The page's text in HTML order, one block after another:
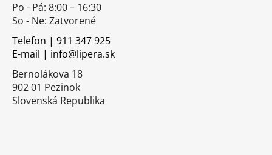
Po - Pá: 8:00 – 16:30
So - Ne: Zatvorené
Telefon | 911 347 925
E-mail | info@lipera.sk
Bernolákova 18
902 01 Pezinok
Slovenská Republika